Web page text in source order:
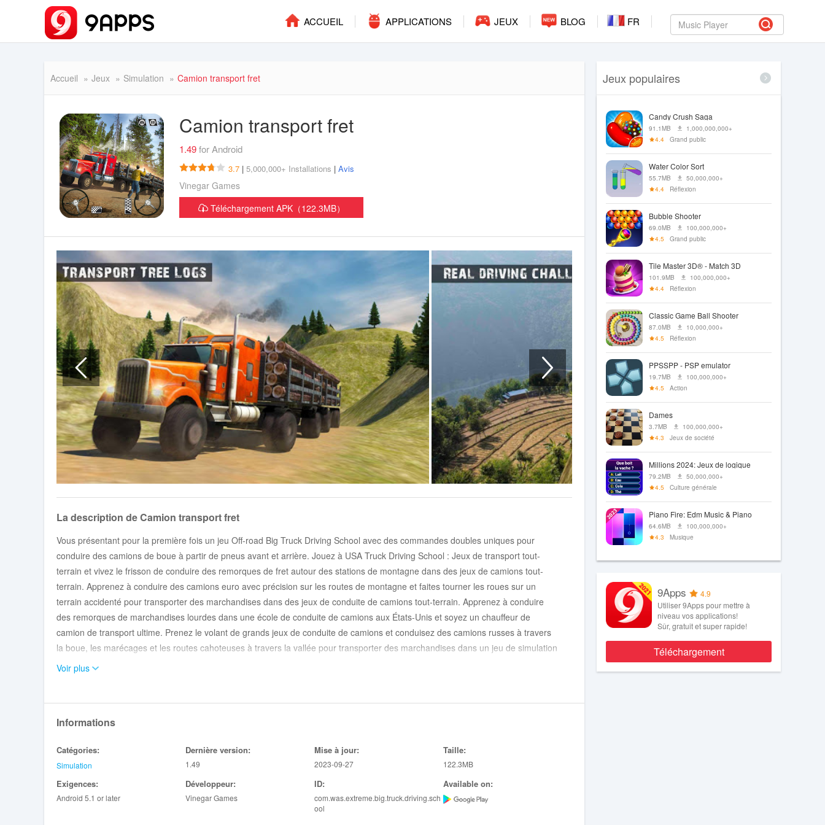
ACCUEIL APPLICATIONS JEUX BLOG FR
Accueil Jeux Simulation Camion transport fret
Camion transport fret
1.49for Android
3.7 | 5,000,000+ Installations | Avis
Vinegar Games
Téléchargement APK（122.3MB）
La description de Camion transport fret
Vous présentant pour la première fois un jeu Off-road Big Truck Driving School avec des commandes doubles uniques pour
conduire des camions de boue à partir de pneus avant et arrière. Jouez à USA Truck Driving School : Jeux de transport tout-
terrain et vivez le frisson de conduire des remorques de fret autour des stations de montagne dans des jeux de camions tout-
terrain. Apprenez à conduire des camions euro avec précision sur les routes de montagne et faites tourner les roues sur un
terrain accidenté pour transporter des marchandises dans des jeux de conduite de camions tout-terrain. Apprenez à conduire
des remorques de marchandises lourdes dans une école de conduite de camions aux États-Unis et soyez un chauffeur de
camion de transport ultime. Prenez le volant de grands jeux de conduite de camions et conduisez des camions russes à travers
la boue, les marécages et les routes cahoteuses à travers la vallée pour transporter des marchandises dans un jeu de simulation
de conduite de camion américain.
diesel six cylindres en ligne de 14,8 litres d'un camion européen dans le jeu de conduite ultime. Conduisez des camions boueux
de montagne dans les jeux de conduite de camions. Sautez dans la cabine d'un gros camion euro, démarrez un moteur diesel et
ne sous-estimez pas la puissance d'un camion russe 6x6. Explorez tous les moyens hors route de la station de montagne pour
conduire votre remorque de fret lourde dans le simulateur d'école de conduite de camion américain.
Vous conduirez le camion de transport lourd dans des conditions de conduite extrêmes pour atteindre votre destination dans des
Voir plus
Informations
Catégories:
Simulation
Dernière version:
1.49
Mise à jour:
2023-09-27
Taille:
122.3MB
Exigences:
Android 5.1 or later
Développeur:
Vinegar Games
ID:
com.was.extreme.big.truck.driving.sch
ool
Available on:
Jeux populaires
Candy Crush Saga
91.1MB
1,000,000,000+
4.4
Grand public
Water Color Sort
55.7MB
50,000,000+
4.4
Réflexion
Bubble Shooter
69.0MB
100,000,000+
4.5
Grand public
Tile Master 3D® - Match 3D
101.9MB
100,000,000+
4.4
Réflexion
Classic Game Ball Shooter
87.0MB
10,000,000+
4.5
Réflexion
PPSSPP - PSP emulator
19.7MB
100,000,000+
4.5
Action
Dames
3.7MB
100,000,000+
4.3
Jeux de société
Millions 2024: Jeux de logique
79.2MB
50,000,000+
4.5
Culture générale
Piano Fire: Edm Music & Piano
64.6MB
100,000,000+
4.3
Musique
9Apps
4.9
Utiliser 9Apps pour mettre à
niveau vos applications!
Sûr, gratuit et super rapide!
Téléchargement